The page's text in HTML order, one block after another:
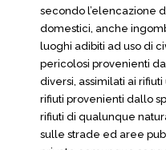
secondo l’elencazione
domestici, anche
luoghi adibiti ad uso di
pericolosi provenienti
diversi, assimilati ai
rifiuti provenienti dallo
rifiuti di qualunque
sulle strade ed aree